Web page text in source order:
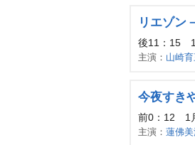
リエゾン
後11：15
主演： 山崎
今夜すき
前0：12 1
主演： 蓮佛